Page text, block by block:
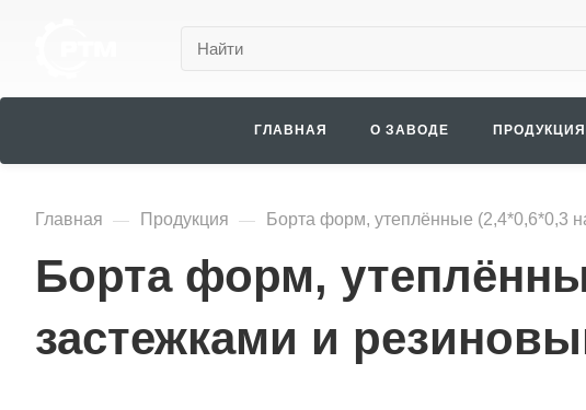
ГЛАВНАЯ О ЗАВОДЕ ПРОДУКЦИЯ
Главная — Продукция — Борта форм, утеплённые (2,4*0,6*0,3
Борта форм,
застежками и